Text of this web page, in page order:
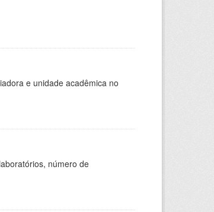
e unidade acadêmica no
número de